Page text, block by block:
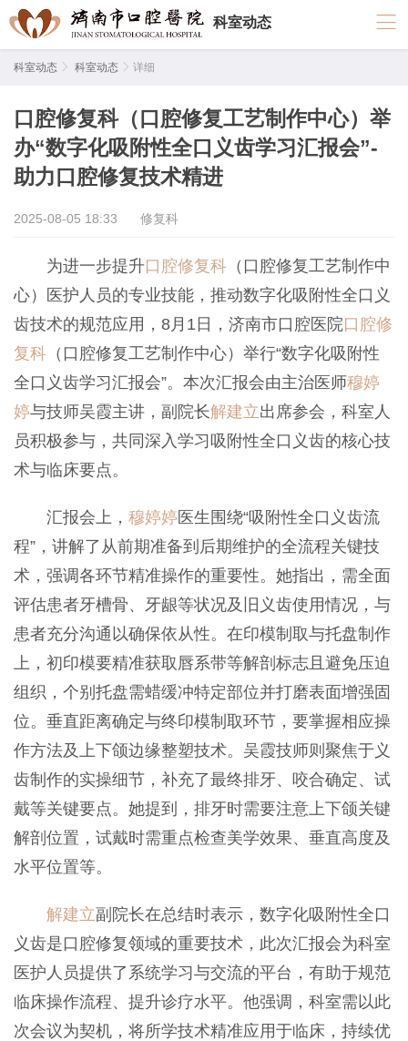
科室动态
科室动态  科室动态  详细
口腔修复科（口腔修复工艺制作中心）举
办“数字化吸附性全口义齿学习汇报会”-
助力口腔修复技术精进
2025-08-05 18:33 修复科
为进一步提升口腔修复科 （口腔修复工艺制作中
心）医护人员的专业技能，推动数字化吸附性全口义
齿技术的规范应用， 8月 1 日，济南市口腔医院口腔修
复科 （口腔修复工艺制作中心）举行“数字化吸附性
全口义齿学习汇报会”。本次汇报会由主治医师穆婷
婷与技师吴霞主讲，副院长解建立出席参会，科室人
员积极参与，共同深入学习吸附性全口义齿的核心技
术与临床要点。
汇报会上， 穆婷婷 医生围绕“吸附性全口义齿流
程” ，讲解了从前期准备到后期维护的全流程关键技
术，强调各环节精准操作的重要性。她指出，需全面
评估患者牙槽骨、牙龈等状况及旧义齿使用情况，与
患者充分沟通以确保依从性。在印模制取与托盘制作
上，初印模要精准获取唇系带等解剖标志且避免压迫
组织，个别托盘需蜡缓冲特定部位并打磨表面增强固
位。垂直距离确定与终印模制取环节，要掌握相应操
作方法及上下颌边缘整塑技术。吴霞技师则聚焦于义
齿制作的实操细节，补充了最终排牙、咬合确定、试
戴等关键要点。她提到，排牙时需要注意上下颌关键
解剖位置，试戴时需重点检查美学效果、垂直高度及
水平位置等。
解建立副院长在总结时表示，数字化吸附性全口
义齿是口腔修复领域的重要技术，此次汇报会为科室
医护人员提供了系统学习与交流的平台，有助于规范
临床操作流程、提升诊疗水平。他强调，科室需以此
次会议为契机，将所学技术精准应用于临床，持续优